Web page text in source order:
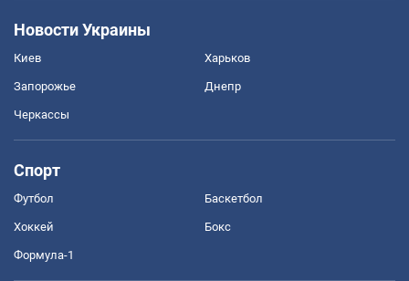
Новости Украины
Киев Харьков
Запорожье Днепр
Черкассы
Спорт
Футбол Баскетбол
Хоккей Бокс
Формула-1